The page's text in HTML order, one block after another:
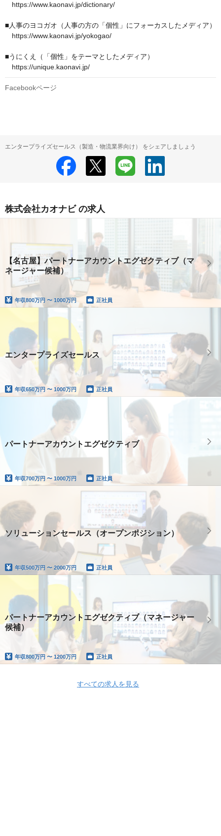
https://www.kaonavi.jp/dictionary/
■人事のヨコガオ（人事の方の「個性」にフォーカスしたメディア）
https://www.kaonavi.jp/yokogao/
■うにくえ（「個性」をテーマとしたメディア）
https://unique.kaonavi.jp/
Facebookページ
エンタープライズセールス（製造・物流業界向け） をシェアしましょう
株式会社カオナビ の求人
【名古屋】パートナーアカウントエグゼクティブ（マ
ネージャー候補）
年収800万円 〜 1000万円 正社員
エンタープライズセールス
年収650万円 〜 1000万円 正社員
パートナーアカウントエグゼクティブ
年収700万円 〜 1000万円 正社員
ソリューションセールス（オープンポジション）
年収500万円 〜 2000万円 正社員
パートナーアカウントエグゼクティブ（マネージャー
候補）
年収800万円 〜 1200万円 正社員
すべての求人を見る